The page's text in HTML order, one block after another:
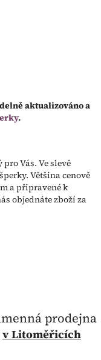
aktualizováno a
.
Vás. Ve slevě
Většina cenově
a připravené k
objednáte zboží za
prodejna
v Litoměřicích